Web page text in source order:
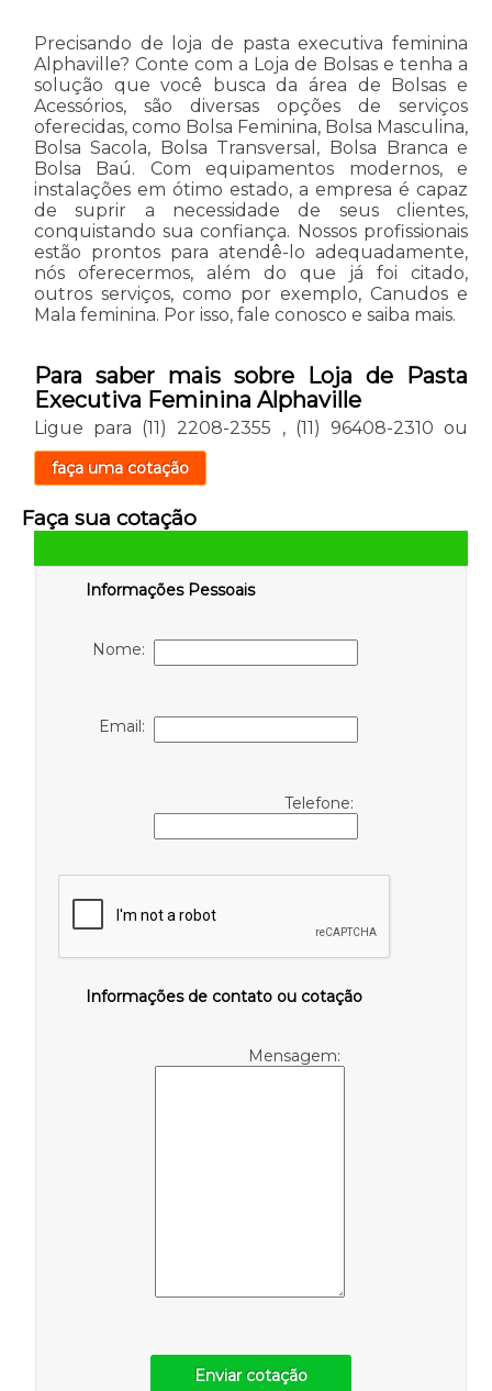
Precisando de loja de pasta executiva feminina
Alphaville? Conte com a Loja de Bolsas e tenha a
solução que você busca da área de Bolsas e
Acessórios, são diversas opções de serviços
oferecidas, como Bolsa Feminina, Bolsa Masculina,
Bolsa Sacola, Bolsa Transversal, Bolsa Branca e
Bolsa Baú. Com equipamentos modernos, e
instalações em ótimo estado, a empresa é capaz
de suprir a necessidade de seus clientes,
conquistando sua confiança. Nossos profissionais
estão prontos para atendê-lo adequadamente,
nós oferecermos, além do que já foi citado,
outros serviços, como por exemplo, Canudos e
Mala feminina. Por isso, fale conosco e saiba mais.
Para saber mais sobre Loja de Pasta
Executiva Feminina Alphaville
Ligue para (11) 2208-2355 , (11) 96408-2310 ou
faça uma cotação
Faça sua cotação
Informações Pessoais
Nome:
Email:
Telefone:
Informações de contato ou cotação
Mensagem:
Enviar cotação